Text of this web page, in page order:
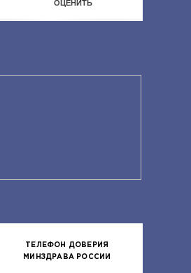
ТЕЛЕФОН ДОВЕРИЯ
МИНЗДРАВА РОССИИ